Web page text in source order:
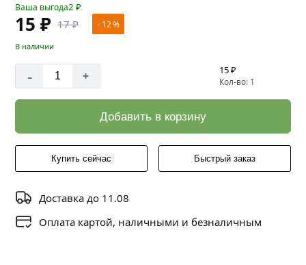
Ваша выгода2 ₽
15 ₽ 17 ₽ - 12 %
В наличии
- + 15 ₽
Кол-во: 1
Добавить в корзину
Купить сейчас Быстрый заказ
Доставка до 11.08
Оплата картой, наличными и безналичным